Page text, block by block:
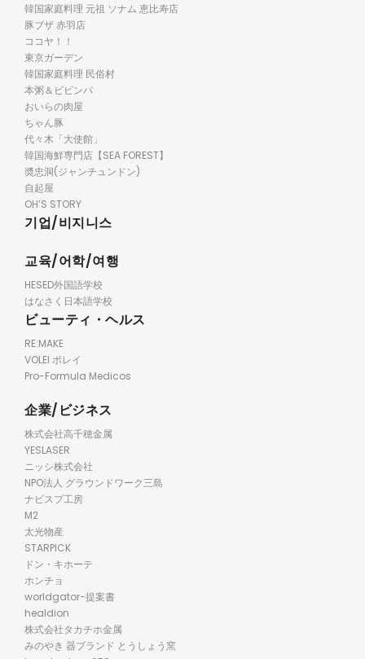
韓国家庭料理 元祖 ソナム 恵比寿店
豚ブザ 赤羽店
ココヤ！！
東京ガーデン
韓国家庭料理 民俗村
本粥＆ビビンパ
おいらの肉屋
ちゃん豚
代々木「大使館」
韓国海鮮専門店【SEA FOREST】
奬忠洞(ジャンチュンドン)
自起屋
OH’S STORY
기업/비지니스
교육/어학/여행
HESED外国語学校
はなさく日本語学校
ビューティ・ヘルス
RE:MAKE
VOLEI ボレイ
Pro-Formula Medicos
企業/ビジネス
株式会社高千穂金属
YESLASER
ニッシ株式会社
NPO法人 グラウンドワーク三島
ナビスプ工房
M2
太光物産
STARPICK
ドン・キホーテ
ホンチョ
worldgator-提案書
healdion
株式会社タカチホ金属
みのやき 器ブランド とうしょう窯